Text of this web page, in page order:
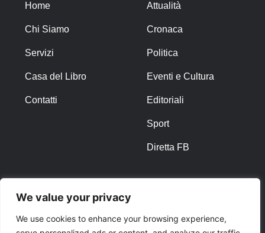
We value your privacy
We use cookies to enhance your browsing experience,
Home
Chi Siamo
Servizi
Casa del Libro
Contatti
Attualità
Cronaca
Politica
Eventi e Cultura
Editoriali
Sport
Diretta FB